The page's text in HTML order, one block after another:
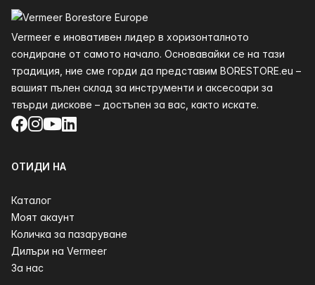
Vermeer е иновативен лидер в хоризонталното
сондиране от самото начало. Основавайки се на тази
традиция, ние сме горди да представим BORESTORE.eu –
вашият пълен склад за инструменти и аксесоари за
твърди дискове – достъпен за вас, както искате.
Facebook
Instagram
YouTube
LinkedIn
ОТИДИ НА
Каталог
Моят акаунт
Количка за пазаруване
Дилъри на Vermeer
За нас